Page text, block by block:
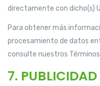
directamente con dicho(s)
Para obtener más
procesamiento de datos
consulte nuestros
7.